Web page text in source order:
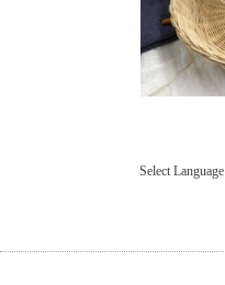
Select Language